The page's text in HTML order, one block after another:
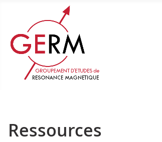
Ressources